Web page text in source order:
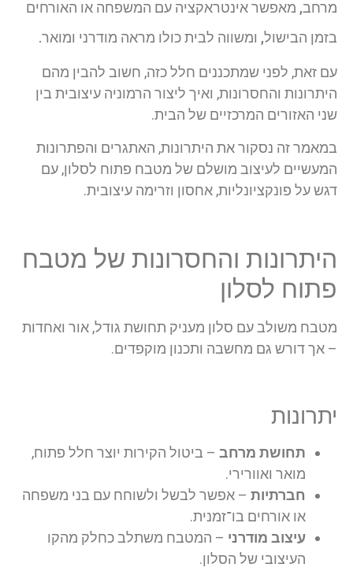
מרחב, מאפשר אינטראקציה עם המשפחה או האורחים
בזמן הבישול, ומשווה לבית כולו מראה מודרני ומואר.
עם זאת, לפני שמתכננים חלל כזה, חשוב להבין מהם
היתרונות והחסרונות, ואיך ליצור הרמוניה עיצובית בין
שני האזורים המרכזיים של הבית.
במאמר זה נסקור את היתרונות, האתגרים והפתרונות
המעשיים לעיצוב מושלם של מטבח פתוח לסלון, עם
דגש על פונקציונליות, אחסון וזרימה עיצובית.
היתרונות והחסרונות של מטבח
פתוח לסלון
מטבח משולב עם סלון מעניק תחושת גודל, אור ואחדות
– אך דורש גם מחשבה ותכנון מוקפדים.
יתרונות
תחושת מרחב – ביטול הקירות יוצר חלל פתוח,
מואר ואוורירי.
חברתיות – אפשר לבשל ולשוחח עם בני משפחה
או אורחים בו־זמנית.
עיצוב מודרני – המטבח משתלב כחלק מהקו
העיצובי של הסלון.